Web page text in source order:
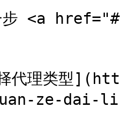
步 <a
择代理类型
ze-dai-li-